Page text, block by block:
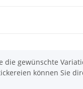
die gewünschte
können Sie